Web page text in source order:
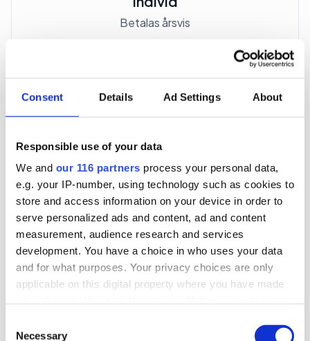
Consent Details Ad Settings About
Responsible use of your data
We and our 116 partners process your personal data,
e.g. your IP-number, using technology such as cookies to
store and access information on your device in order to
serve personalized ads and content, ad and content
measurement, audience research and services
development. You have a choice in who uses your data
and for what purposes. Your privacy choices are only
applicable on this digital property where you have made
the Privacy trigger icon.
Selection
Necessary
Betalas årsvis
För en mottagare
*Moms (6 %) ingår i alla priser.
Företagspaket